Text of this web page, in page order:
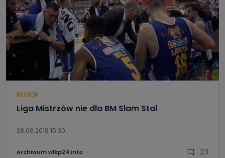
REGION
Liga Mistrzów nie dla BM Slam Stal
28.06.2018 15:30
Archiwum wlkp24.info 23